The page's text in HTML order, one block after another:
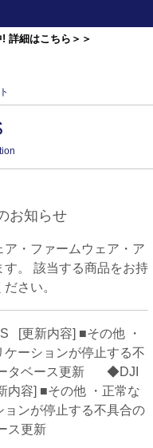
詳細はこちら＞＞
お知らせ
・ファームウェア・ア
。 該当する商品をお持
ださい。
[更新内容] ■その他 ・
ーションが停止する不
ータベース更新 ◆DJI
容] ■その他 ・正常な
ンが停止する不具合の
ス更新